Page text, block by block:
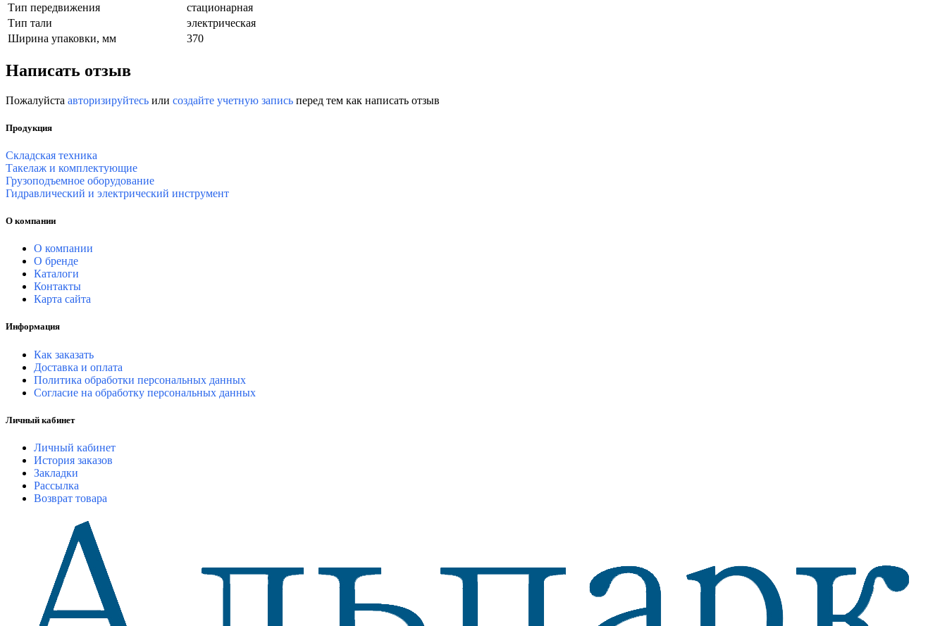
Тип передвижения
стационарная
Тип тали
электрическая
Ширина упаковки, мм
370
Написать отзыв
Пожалуйста авторизируйтесь или создайте учетную запись перед тем как написать отзыв
Продукция
Складская техника
Такелаж и комплектующие
Грузоподъемное оборудование
Гидравлический и электрический инструмент
О компании
О компании
О бренде
Каталоги
Контакты
Карта сайта
Информация
Как заказать
Доставка и оплата
Политика обработки персональных данных
Согласие на обработку персональных данных
Личный кабинет
Личный кабинет
История заказов
Закладки
Рассылка
Возврат товара